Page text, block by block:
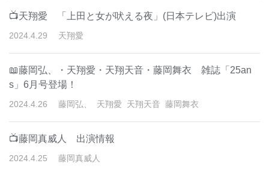
📺天翔愛 「上田と女が吠える夜」(日本テレビ)出演
2024 4 29 天翔愛
📖藤岡弘、・天翔愛・天翔天音・藤岡舞衣 雑誌「25an
s」6月号登場！
2024 4 26 藤岡弘、 天翔愛 天翔天音 藤岡舞衣
📺藤岡真威人 出演情報
2024 4 25 藤岡真威人